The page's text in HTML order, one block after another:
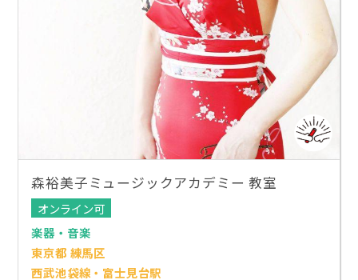
森裕美子ミュージックアカデミー 教室
オンライン可
楽器・音楽
東京都 練馬区
西武池袋線・富士見台駅